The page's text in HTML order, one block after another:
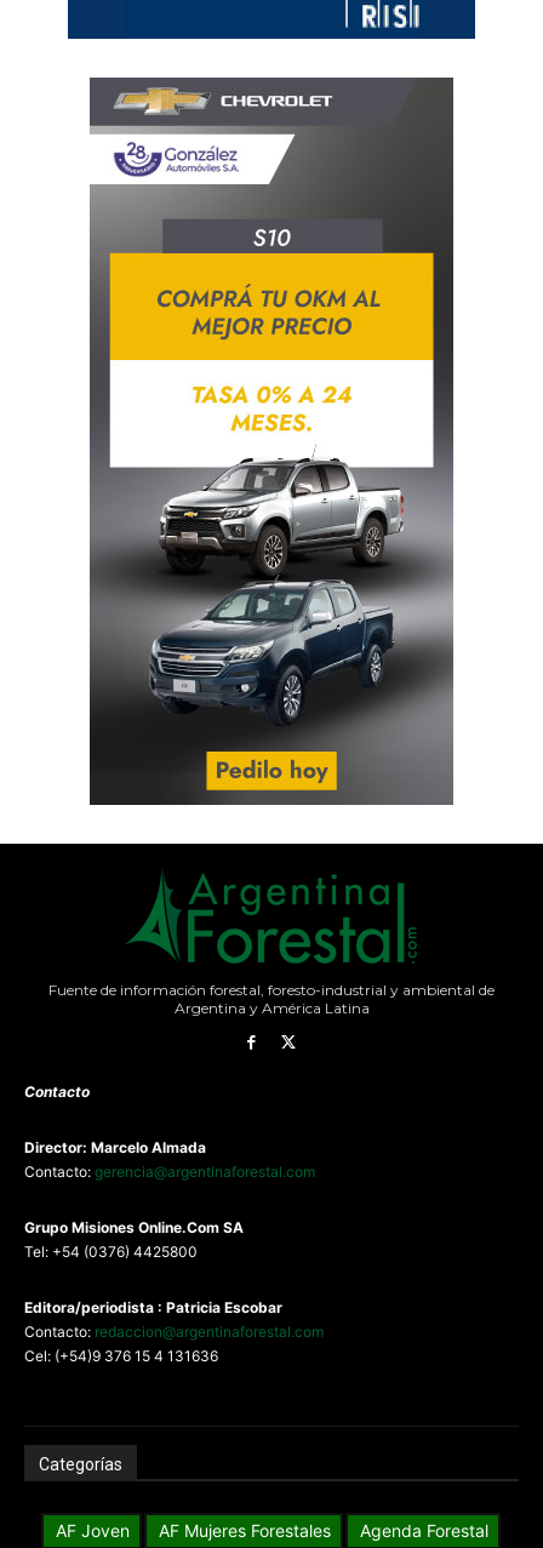
Fuente de información forestal, foresto-industrial y ambiental de
Argentina y América Latina
Contacto
Director: Marcelo Almada
Contacto: gerencia@argentinaforestal.com
Grupo Misiones Online.Com SA
Tel: +54 (0376) 4425800
Editora/periodista : Patricia Escobar
Contacto: redaccion@argentinaforestal.com
Cel: (+54)9 376 15 4 131636
Categorías
AF Joven AF Mujeres Forestales Agenda Forestal